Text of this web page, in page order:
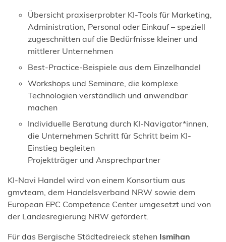
Übersicht praxiserprobter KI-Tools für Marketing,
Administration, Personal oder Einkauf – speziell
zugeschnitten auf die Bedürfnisse kleiner und
mittlerer Unternehmen
Best-Practice-Beispiele aus dem Einzelhandel
Workshops und Seminare, die komplexe
Technologien verständlich und anwendbar
machen
Individuelle Beratung durch KI-Navigator*innen,
die Unternehmen Schritt für Schritt beim KI-
Einstieg begleiten
Projektträger und Ansprechpartner
KI-Navi Handel wird von einem Konsortium aus
gmvteam, dem Handelsverband NRW sowie dem
European EPC Competence Center umgesetzt und von
der Landesregierung NRW gefördert.
Für das Bergische Städtedreieck stehen Ismihan